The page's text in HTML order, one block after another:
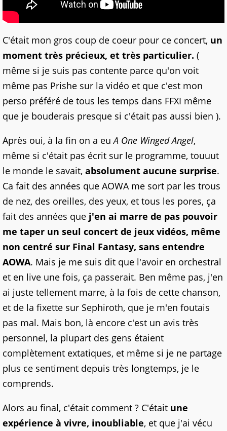
C'était mon gros coup de coeur pour ce concert, un
moment très précieux, et très particulier. (
même si je suis pas contente parce qu'on voit
même pas Prishe sur la vidéo et que c'est mon
perso préféré de tous les temps dans FFXI même
que je bouderais presque si c'était pas aussi bien ).
Après oui, à la fin on a euA One Winged Angel,
même si c'était pas écrit sur le programme, touuut
le monde le savait, absolument aucune surprise.
Ca fait des années que AOWA me sort par les trous
de nez, des oreilles, des yeux, et tous les pores, ça
fait des années que j'en ai marre de pas pouvoir
me taper un seul concert de jeux vidéos, même
non centré sur Final Fantasy, sans entendre
AOWA. Mais je me suis dit que l'avoir en orchestral
et en live une fois, ça passerait. Ben même pas, j'en
ai juste tellement marre, à la fois de cette chanson,
et de la fixette sur Sephiroth, que je m'en foutais
pas mal. Mais bon, là encore c'est un avis très
personnel, la plupart des gens étaient
complètement extatiques, et même si je ne partage
plus ce sentiment depuis très longtemps, je le
comprends.
Alors au final, c'était comment ? C'était une
expérience à vivre, inoubliable, et que j'ai vécu